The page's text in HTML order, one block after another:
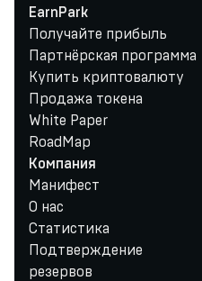
EarnPark
Получайте прибыль
Партнёрская программа
Купить криптовалюту
Продажа токена
White Paper
RoadMap
Компания
Манифест
О нас
Статистика
Подтверждение
резервов